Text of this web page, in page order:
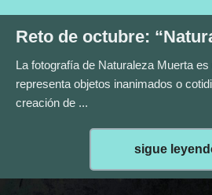
Reto de octubre:
La fotografía de Naturaleza Muerta
representa objetos inanimados o
creación de ...
sigue